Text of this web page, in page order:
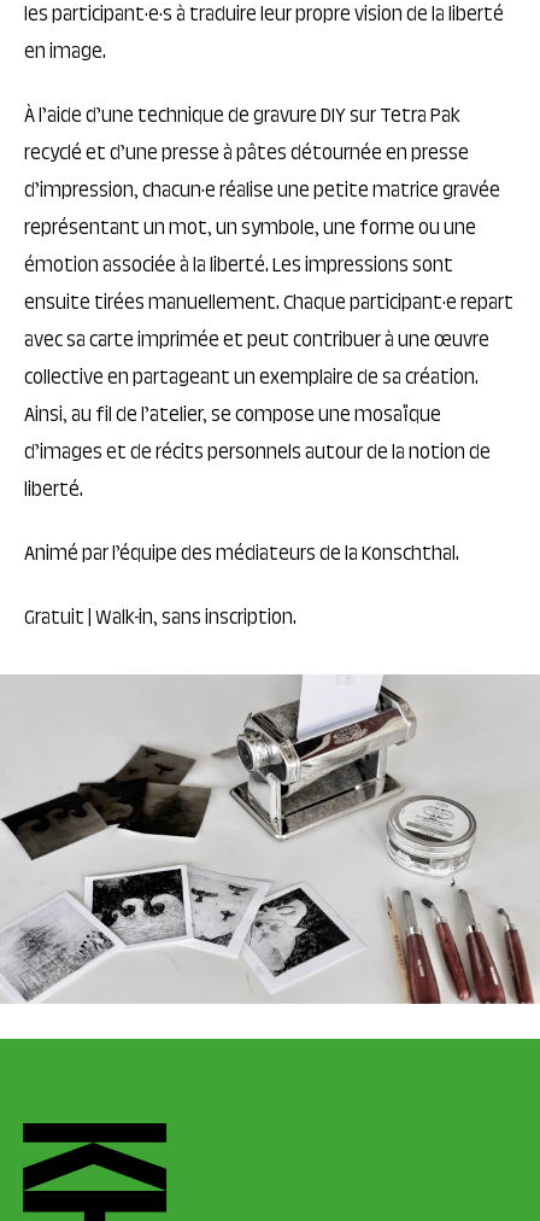
les participant·e·s à traduire leur propre vision de la liberté
en image.
À l’aide d’une technique de gravure DIY sur Tetra Pak
recyclé et d’une presse à pâtes détournée en presse
d’impression, chacun·e réalise une petite matrice gravée
représentant un mot, un symbole, une forme ou une
émotion associée à la liberté. Les impressions sont
ensuite tirées manuellement. Chaque participant·e repart
avec sa carte imprimée et peut contribuer à une œuvre
collective en partageant un exemplaire de sa création.
Ainsi, au fil de l’atelier, se compose une mosaïque
d’images et de récits personnels autour de la notion de
liberté.
Animé par l’équipe des médiateurs de la Konschthal.
Gratuit | Walk-in, sans inscription.